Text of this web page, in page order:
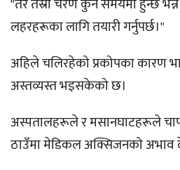
"तर तेस्रो चरण कुन समयमा हुन्छ भन्ने
लहरहरूका लागि तयारी गर्नुपर्छ।"
अहिले चलिरहेको प्रकोपका कारण
अस्तव्यस्त भइसकेको छ।
अस्पतालहरूले र मसानघाटहरूले
ठाउँमा मेडिकल अक्सिजनको अभाव